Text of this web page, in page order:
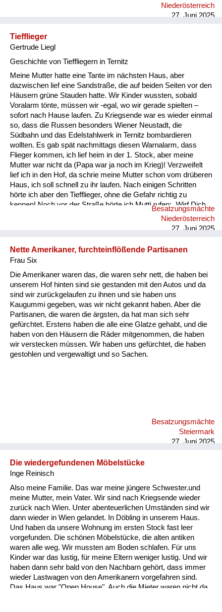
Bombeneinschläge in nächster Nähe überlebt, aber auf der
bombardiert.
Niederösterreich
27. Juni 2025
Tiefflieger
Gertrude Liegl
Geschichte von Tieffliegern in Ternitz
Meine Mutter hatte eine Tante im nächsten Haus, aber
dazwischen lief eine Sandstraße, die auf beiden Seiten vor den
Häusern grüne Stauden hatte. Wir Kinder wussten, sobald
Voralarm tönte, müssen wir -egal, wo wir gerade spielten –
sofort nach Hause laufen. Zu Kriegsende war es wieder einmal
so, dass die Russen besonders Wiener Neustadt, die
Südbahn und das Edelstahlwerk in Ternitz bombardieren
wollten. Es gab spät nachmittags diesen Warnalarm, dass
Flieger kommen, ich lief heim in der 1. Stock, aber meine
Mutter war nicht da (Papa war ja noch im Krieg)! Verzweifelt
lief ich in den Hof, da schrie meine Mutter schon vom drüberen
Haus, ich soll schnell zu ihr laufen. Nach einigen Schritten
hörte ich aber den Tiefflieger, ohne die Gefahr richtig zu
kennen! Noch vor der Straße hörte ich Mutti rufen: „Wirf Dich
in die Stauden“ und tat es. Ich sah hinauf, im offenen Flugzeug
saßen 2 Soldaten mit Sturmhauben und einer mit Gewehr im
Besatzungsmächte
Niederösterreich
27. Juni 2025
Nette Amerikaner, furchteinflößende Partisanen
Frau Six
Die Amerikaner waren das, die waren sehr nett, die haben bei
unserem Hof hinten sind sie gestanden mit den Autos und da
sind wir zurückgelaufen zu ihnen und sie haben uns
Kaugummi gegeben, was wir nicht gekannt haben. Aber die
Partisanen, die waren die ärgsten, da hat man sich sehr
gefürchtet. Erstens haben die alle eine Glatze gehabt, und die
haben von den Häusern die Räder mitgenommen, die haben
wir verstecken müssen. Wir haben uns gefürchtet, die haben
gestohlen und vergewaltigt und so Sachen.
Besatzungsmächte
Steiermark
27. Juni 2025
Die wiedergefundenen Möbelstücke
Inge Reinisch
Also meine Familie. Das war meine jüngere Schwester.und
meine Mutter, mein Vater. Wir sind nach Kriegsende wieder
zurück nach Wien. Unter abenteuerlichen Umständen sind wir
dann wieder in Wien gelandet. In Döbling in unserem Haus.
Und haben da unsere Wohnung im ersten Stock fast leer
vorgefunden. Die schönen Möbelstücke, die alten antiken
waren alle weg. Wir mussten am Boden schlafen. Für uns
Kinder war das lustig, für meine Eltern weniger lustig. Und wir
haben dann sehr bald von den Nachbarn gehört, dass immer
wieder Lastwagen von den Amerikanern vorgefahren sind.
Das Haus war "Open House". Auch die Mieter waren nicht da,